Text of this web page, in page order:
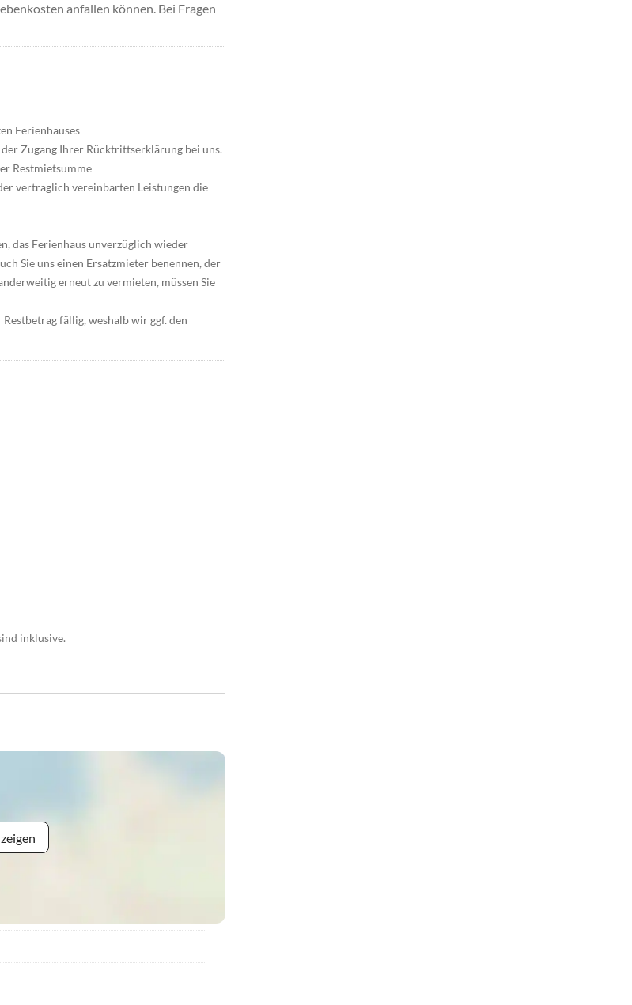
anfallen können. Bei Fragen
Ferienhauses
Zugang Ihrer Rücktrittserklärung bei uns.
Restmietsumme
vertraglich vereinbarten Leistungen die
das Ferienhaus unverzüglich wieder
Sie uns einen Ersatzmieter benennen, der
erneut zu vermieten, müssen Sie
fällig, weshalb wir ggf. den
inklusive.